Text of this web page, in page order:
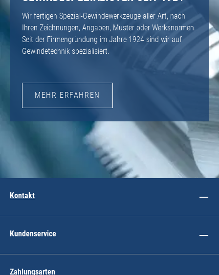
Wir fertigen Spezial-Gewindewerkzeuge aller Art, nach
Ihren Zeichnungen, Angaben, Muster oder Werksnormen.
Seit der Firmengründung im Jahre 1924 sind wir auf
Gewindetechnik spezialisiert.
MEHR ERFAHREN
Kontakt
Kundenservice
Zahlungsarten